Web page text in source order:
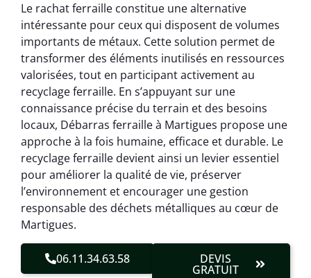
Le rachat ferraille constitue une alternative
intéressante pour ceux qui disposent de volumes
importants de métaux. Cette solution permet de
transformer des éléments inutilisés en ressources
valorisées, tout en participant activement au
recyclage ferraille. En s’appuyant sur une
connaissance précise du terrain et des besoins
locaux, Débarras ferraille à Martigues propose une
approche à la fois humaine, efficace et durable. Le
recyclage ferraille devient ainsi un levier essentiel
pour améliorer la qualité de vie, préserver
l’environnement et encourager une gestion
responsable des déchets métalliques au cœur de
Martigues.
06.11.34.63.58 DEVIS
GRATUIT